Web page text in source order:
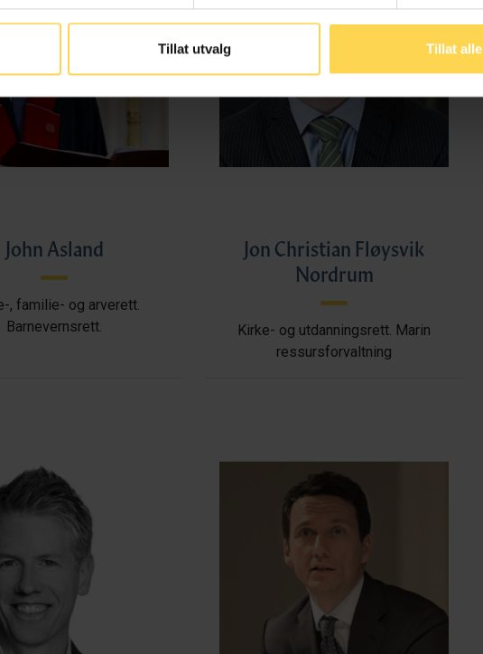
Tillat utvalg Tillat alle
John Asland
, familie- og arverett.
Barnevernsrett.
Jon Christian Fløysvik
Nordrum
Kirke- og utdanningsrett. Marin
ressursforvaltning